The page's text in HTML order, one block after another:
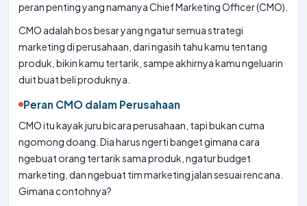
peran penting yang namanya Chief Marketing Officer (CMO).
CMO adalah bos besar yang ngatur semua strategi
marketing di perusahaan, dari ngasih tahu kamu tentang
produk, bikin kamu tertarik, sampe akhirnya kamu ngeluarin
duit buat beli produknya.
Peran CMO dalam Perusahaan
CMO itu kayak juru bicara perusahaan, tapi bukan cuma
ngomong doang. Dia harus ngerti banget gimana cara
ngebuat orang tertarik sama produk, ngatur budget
marketing, dan ngebuat tim marketing jalan sesuai rencana.
Gimana contohnya?